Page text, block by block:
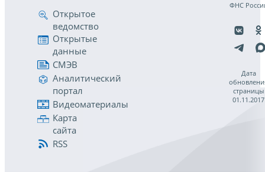
Открытое
ведомство
Открытые
данные
СМЭВ
Аналитический
портал
Видеоматериалы
Карта
сайта
RSS
ФНС
Дата
страницы
01.11.2017